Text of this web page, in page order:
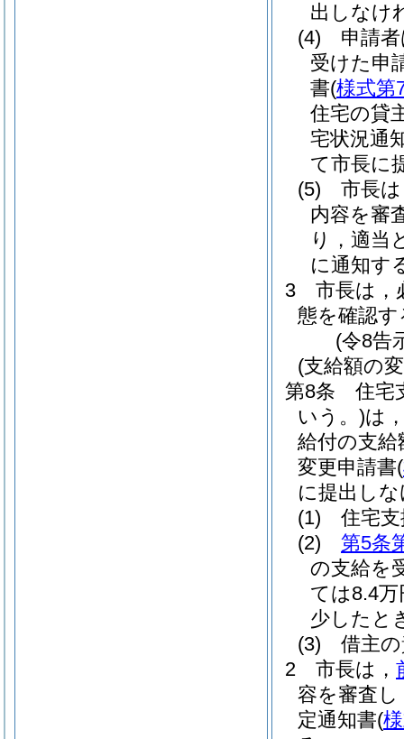
出しなけ
(4)
申請
受けた申
書(様式第
住宅の貸
宅状況通
て市長に
(5)
市長
内容を審
り，適当
に通知す
3
市長は，
態を確認
(令8告
(支給額の
第8条
住宅
いう。)は
給付の支
変更申請書(
に提出し
(1)
住宅
(2)
第5条
の支給を
ては8.4
少したと
(3)
借主
2
市長は，
容を審査
定通知書(